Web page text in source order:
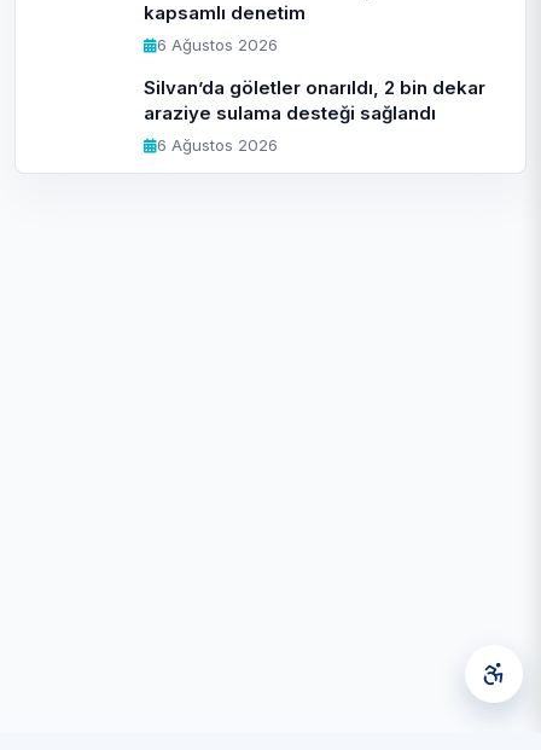
kapsamlı denetim
6 Ağustos 2026
Silvan’da göletler onarıldı, 2 bin dekar
araziye sulama desteği sağlandı
6 Ağustos 2026